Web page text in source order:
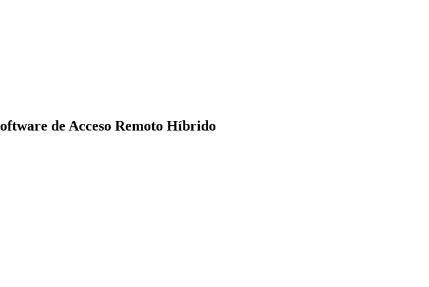
de Acceso Remoto Híbrido